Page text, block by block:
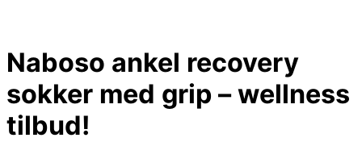
Naboso ankel recovery
sokker med grip – wellness
tilbud!